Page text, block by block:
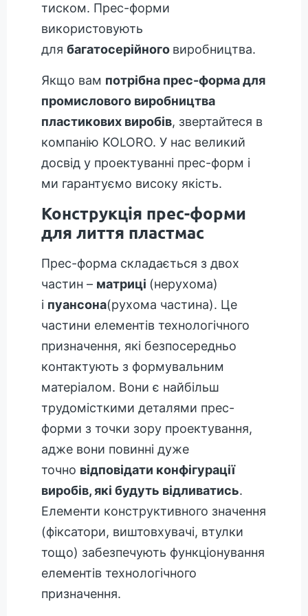
тиском. Прес-форми
використовують
для багатосерійного виробництва.
Якщо вам потрібна прес-форма для
промислового виробництва
пластикових виробів, звертайтеся в
компанію KOLORO. У нас великий
досвід у проектуванні прес-форм і
ми гарантуємо високу якість.
Конструкція прес-форми
для лиття пластмас
Прес-форма складається з двох
частин – матриці (нерухома)
і пуансона(рухома частина). Це
частини елементів технологічного
призначення, які безпосередньо
контактують з формувальним
матеріалом. Вони є найбільш
трудомісткими деталями прес-
форми з точки зору проектування,
адже вони повинні дуже
точно відповідати конфігурації
виробів, які будуть відливатись.
Елементи конструктивного значення
(фіксатори, виштовхувачі, втулки
тощо) забезпечують функціонування
елементів технологічного
призначення.